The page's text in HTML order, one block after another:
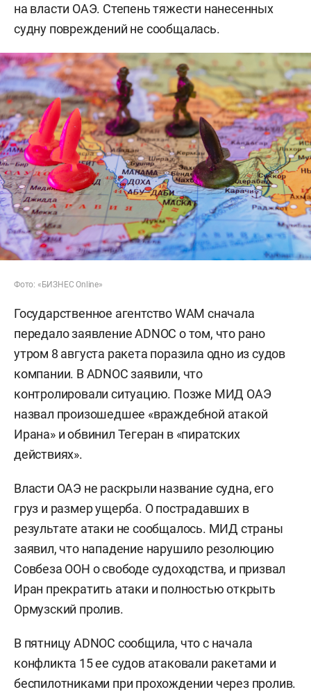
на власти ОАЭ. Степень тяжести нанесенных
судну повреждений не сообщалась.
Фото: «БИЗНЕС Online»
Государственное агентство WAM сначала
передало заявление ADNOC о том, что рано
утром 8 августа ракета поразила одно из судов
компании. В ADNOC заявили, что
контролировали ситуацию. Позже МИД ОАЭ
назвал произошедшее «враждебной атакой
Ирана» и обвинил Тегеран в «пиратских
действиях».
Власти ОАЭ не раскрыли название судна, его
груз и размер ущерба. О пострадавших в
результате атаки не сообщалось. МИД страны
заявил, что нападение нарушило резолюцию
Совбеза ООН о свободе судоходства, и призвал
Иран прекратить атаки и полностью открыть
Ормузский пролив.
В пятницу ADNOC сообщила, что с начала
конфликта 15 ее судов атаковали ракетами и
беспилотниками при прохождении через пролив.